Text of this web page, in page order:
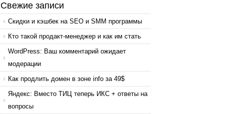
Свежие записи
Скидки и кэшбек на SEO и SMM программы
Кто такой продакт-менеджер и как им стать
WordPress: Ваш комментарий ожидает
модерации
Как продлить домен в зоне info за 49$
Яндекс: Вместо ТИЦ теперь ИКС + ответы на
вопросы